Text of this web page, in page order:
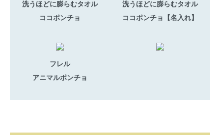
洗うほどに膨らむタオル
ココポンチョ
洗うほどに膨らむタオル
ココポンチョ【名入れ】
フレル
アニマルポンチョ